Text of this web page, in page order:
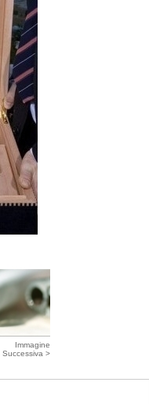
Immagine
Successiva >